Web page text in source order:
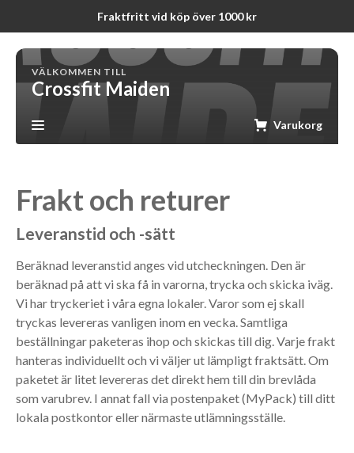
Fraktfritt vid köp över 1000 kr
VÄLKOMMEN TILL
Crossfit Maiden
Varukorg
Frakt och returer
Leveranstid och -sätt
Beräknad leveranstid anges vid utcheckningen. Den är
beräknad på att vi ska få in varorna, trycka och skicka iväg.
Vi har tryckeriet i våra egna lokaler. Varor som ej skall
tryckas levereras vanligen inom en vecka. Samtliga
beställningar paketeras ihop och skickas till dig. Varje frakt
hanteras individuellt och vi väljer ut lämpligt fraktsätt. Om
paketet är litet levereras det direkt hem till din brevlåda
som varubrev. I annat fall via postenpaket (MyPack) till ditt
lokala postkontor eller närmaste utlämningsställe.